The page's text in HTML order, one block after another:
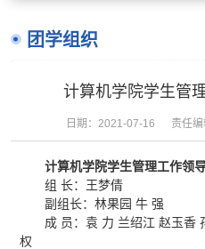
团学组织
计算机学院学生管
日期：2021-07-16 责任编
计算机学院学生管理工作领
组 长：王梦倩
副组长：林果园 牛 强
成 员：袁 力 兰绍江 赵玉香
权